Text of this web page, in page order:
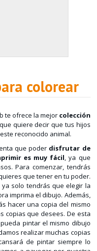
colorear
te ofrece la mejor colección
quiere decir que tus hijos
reconocido animal.
que poder disfrutar de
es muy fácil, ya que
Para comenzar, tendrás
que tener en tu poder.
solo tendrás que elegir la
imprima el dibujo. Además,
hacer una copia del mismo
copias que desees. De esta
pintar el mismo dibujo
realizar muchas copias
de pintar siempre lo